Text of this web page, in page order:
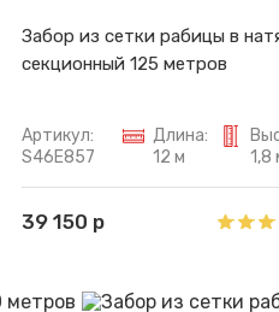
Забор из сетки рабицы в
секционный 125 метров
Артикул:
S46E857
Длина:
12 м
1,8
39 150 р